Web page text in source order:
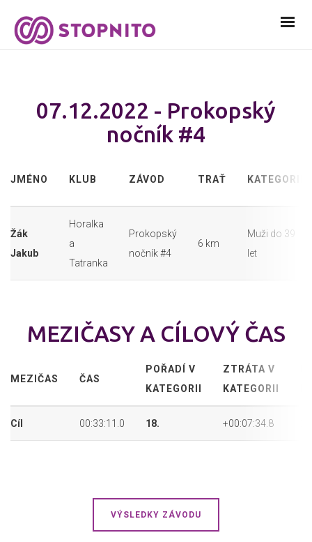
07.12.2022 - Prokopský
nočník #4
JMÉNO KLUB ZÁVOD TRAŤ KATEGORIE
Žák
Jakub
Horalka
a
Tatranka
Prokopský
nočník #4
6 km
Muži do 39
let
MEZIČASY A CÍLOVÝ ČAS
MEZIČAS ČAS
POŘADÍ V
KATEGORII
ZTRÁTA V
KATEGORII
Cíl 00:33:11.0 18. +00:07:34.8
VÝSLEDKY ZÁVODU